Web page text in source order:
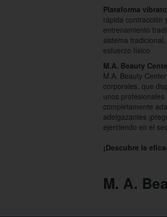
Plataforma
rápida contracción
entrenamiento
sistema
esfuerzo físico
M.A. Beauty
M.A. Beauty
corporales, que
unos
completamente
adelgazantes
ejerciendo en el
¡Descubre la
M. A.